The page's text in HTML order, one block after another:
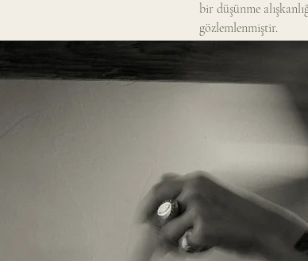
bir düşünme
gözlemlenmiştir.